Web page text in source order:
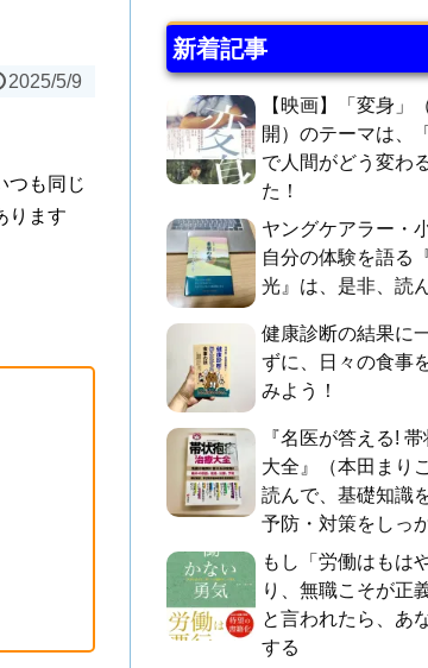
2025/5/9
つも同じ
ります
新着記事
【映画】「変身」
開）のテーマは、
で人間がどう変わ
た！
ヤングケアラー・
自分の体験を語る
光』は、是非、読
健康診断の結果に
ずに、日々の食事
みよう！
『名医が答える!
大全』（本田まり
読んで、基礎知識
予防・対策をしっ
もし「労働はもは
り、無職こそが正
と言われたら、あ
する